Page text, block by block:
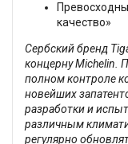
качество»
Сербский бренд
концерну Michelin.
полном контроле
новейших
разработки и
различным
регулярно